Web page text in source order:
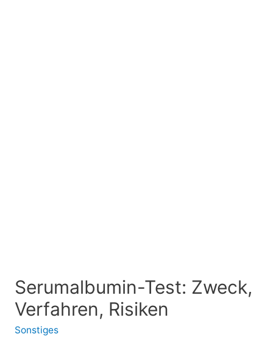
Serumalbumin-Test: Zweck,
Verfahren, Risiken
Sonstiges